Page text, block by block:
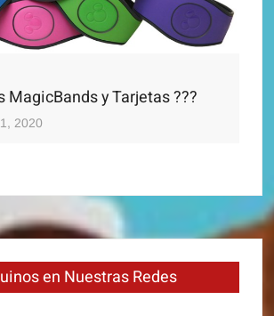
MagicBands y Tarjetas ???
2020
en Nuestras Redes